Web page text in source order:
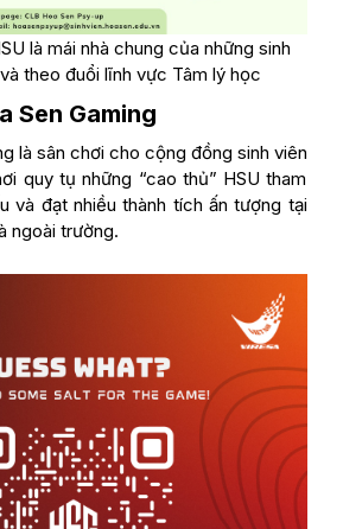
là mái nhà chung của những sinh
theo đuổi lĩnh vực Tâm lý học
Sen Gaming
là sân chơi cho cộng đồng sinh viên
quy tụ những “cao thủ” HSU tham
và đạt nhiều thành tích ấn tượng tại
ngoài trường.